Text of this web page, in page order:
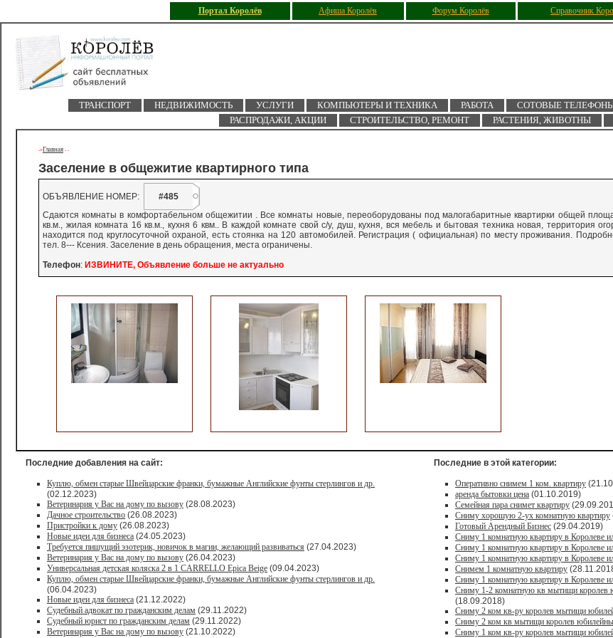
Портал Королёв Афиша Королёв Форум Королёв Справочник
ТРАНСПОРТ НЕДВИЖИМОСТЬ УСЛУГИ КОМПЬЮТЕРЫ И ТЕХНИКА РАБОТА СОТОВЫЕ
РАСПРОДАЖИ, АКЦИИ
СТРОИТЕЛЬСТВО, РЕМОНТ РАСТЕНИЯ, ЖИВОТНЫ
->Главная - -
Заселение в общежитие квартирного типа
ОБЪЯВЛЕНИЕ НОМЕР:
#485
Сдаются комнаты в комфортабельном общежитии . Все комнаты новые, переоборудованы под малогабаритные квартирки общей
кв.м., жилая комната 16 кв.м., кухня 6 квм.. В каждой комнате свой с/у, душ, кухня, вся мебель и бытовая техника новая, территория
находится под круглосуточной охраной, есть стоянка на 120 автомобилей. Регистрация ( официальная) по месту проживания.
тел. 8--- Ксения. Заселение в день обращения, места ограничены.
Телефон: ИЗВИНИТЕ, Объявление больше не актуально
Последние добавления на сайт:
Куплю, обмен старые Швейцарские франки, бумажные Английские фунты стерлингов и др.
(02.12.2023)
Ветеринария у Вас на дому по вызову (28.08.2023)
Дачное строительство (26.08.2023)
Пристройки к дому (26.08.2023)
Новые идеи для бизнеса (24.05.2023)
Требуется пишущий эзотерик, новичок в магии, желающий развиваться (27.04.2023)
Ветеринария у Вас на дому по вызову (26.04.2023)
Универсальная детская коляска 2 в 1 CARRELLO Epica Beige (09.04.2023)
Куплю, обмен старые Швейцарские франки, бумажные Английские фунты стерлингов и др.
(06.04.2023)
Новые идеи для бизнеса (21.12.2022)
Судебный адвокат по гражданским делам (29.11.2022)
Судебный юрист по гражданским делам (29.11.2022)
Ветеринария у Вас на дому по вызову (21.10.2022)
Последние в этой категории:
Оперативно снимем 1 ком. квартиру
аренда бытовки цена (01.10.2019)
Семейная пара снимет квартиру
Сниму хорошую 2-ух комнатную квартиру
Готовый Арендный Бизнес (29.04.2019)
Сниму 1 комнатную квартиру в Королеве
Сниму 1 комнатную квартиру в Королеве
Сниму 1 комнатную квартиру в Королеве
Снимем 1 комнатную квартиру
Сниму 1 комнатную квартиру в Королеве
Сниму 1-2 комнатную кв мытищи королев
(18.09.2018)
Сниму 2 ком кв-ру королев мытищи
Сниму 2 ком кв мытищи королев
Сниму 1 ком кв-ру королев мытищи